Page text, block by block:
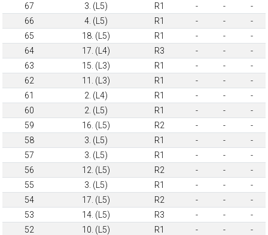
67
3. (L5) R1 - -
-
66
4. (L5) R1 - -
-
65
18. (L5) R1 - -
-
64
17. (L4) R3 - -
-
63
15. (L3) R1 - -
-
62
11. (L3) R1 - -
-
61
2. (L4) R1 - -
-
60
2. (L5) R1 - -
-
59
16. (L5) R2 - -
-
58
3. (L5) R1 - -
-
57
3. (L5) R1 - -
-
56
12. (L5) R2 - -
-
55
3. (L5) R1 - -
-
54
17. (L5) R2 - -
-
53
14. (L5) R3 - -
-
52
10. (L5) R1 - -
-